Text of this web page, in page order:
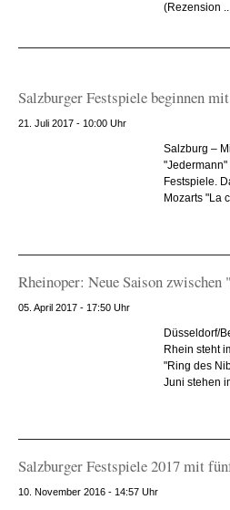
(Rezension
Salzburger Festspiele beginnen
21. Juli 2017 - 10:00 Uhr
Salzburg –
Festspiele.
Mozarts "La
Rheinoper: Neue Saison
05. April 2017 - 17:50 Uhr
Düsseldorf/
Rhein steht
"Ring des
Juni stehen
Salzburger Festspiele 2017 mit
10. November 2016 - 14:57 Uhr